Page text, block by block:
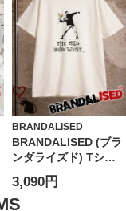
BRANDALISED
BRANDALISED (ブラ
ンダライズド) Tシャ
ツ 半袖 接触冷感 速乾
バンクシー クルーネ
ック カットソー Love
3,090円